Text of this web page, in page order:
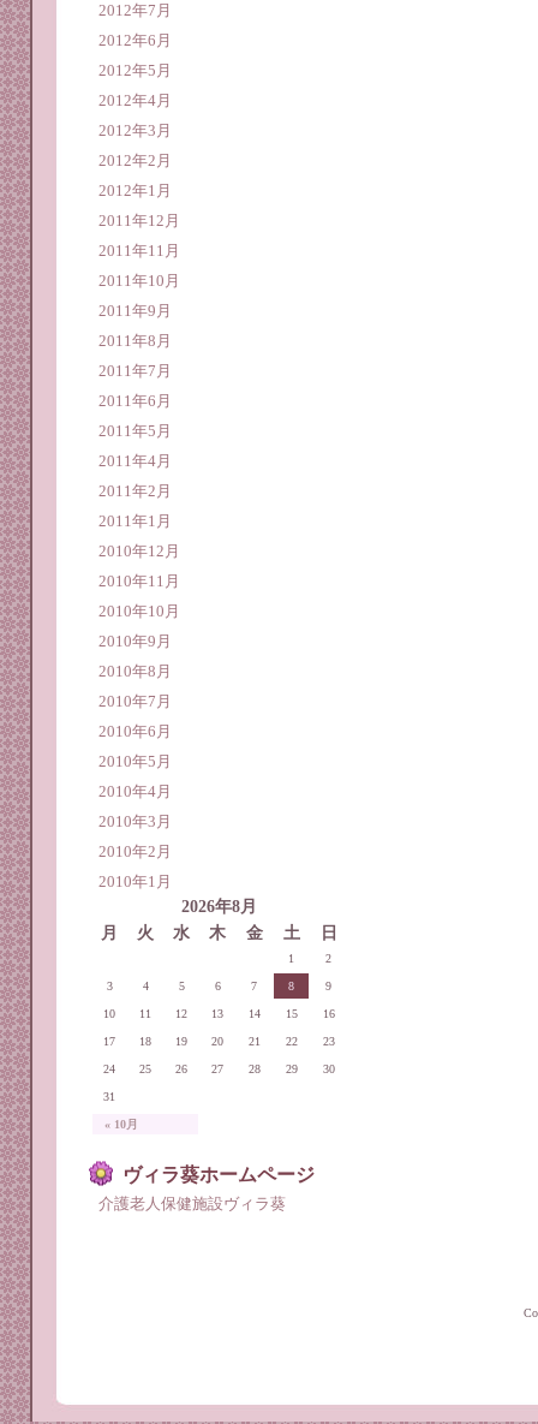
2012年7月
2012年6月
2012年5月
2012年4月
2012年3月
2012年2月
2012年1月
2011年12月
2011年11月
2011年10月
2011年9月
2011年8月
2011年7月
2011年6月
2011年5月
2011年4月
2011年2月
2011年1月
2010年12月
2010年11月
2010年10月
2010年9月
2010年8月
2010年7月
2010年6月
2010年5月
2010年4月
2010年3月
2010年2月
2010年1月
2026年8月
月
火 水 木 金 土 日
« 10月
1 2
3 4 5 6 7 8 9
10 11 12 13 14 15 16
17 18 19 20 21 22 23
24 25 26 27 28 29 30
31
ヴィラ葵ホームページ
介護老人保健施設ヴィラ葵